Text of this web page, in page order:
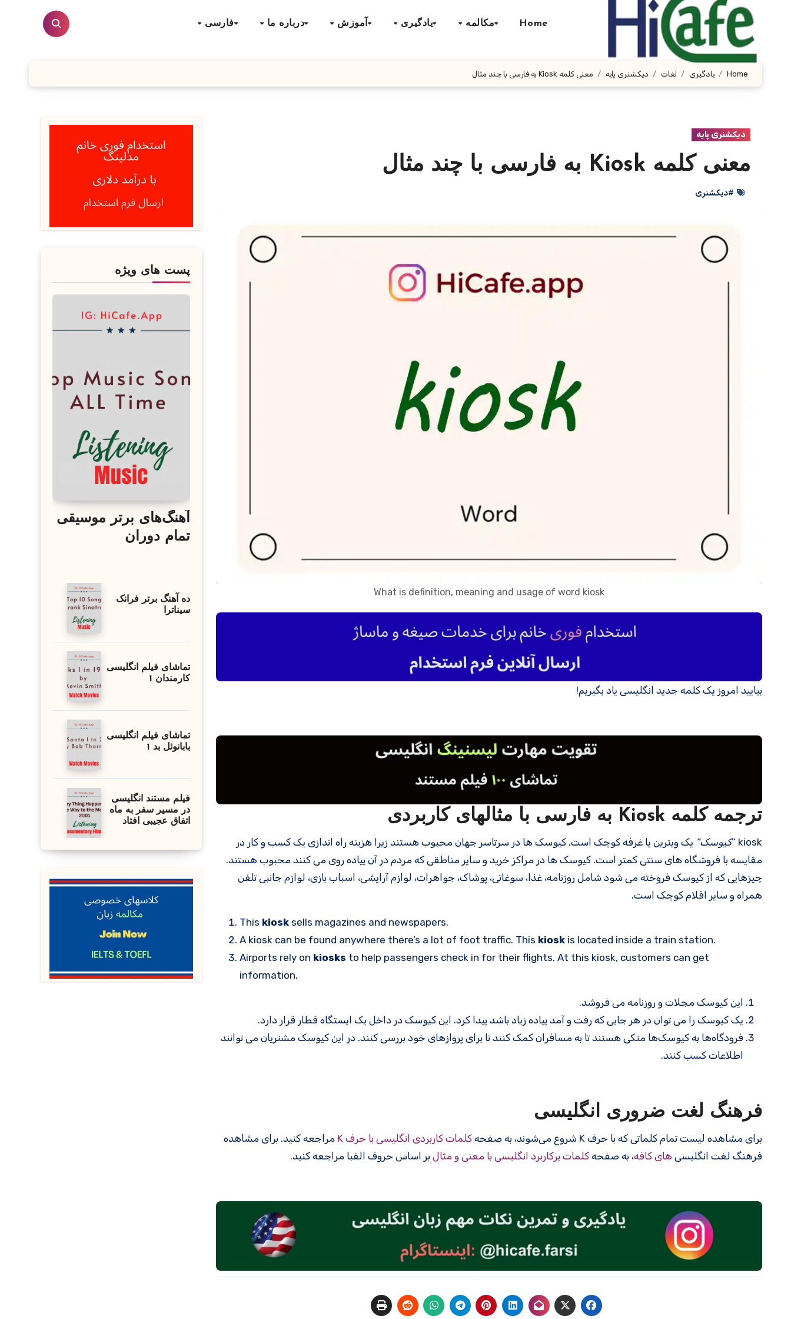
Home مکالمه یادگیری آموزش درباره ما فارسی
Home یادگیری لغات دیکشنری پایه معنی کلمه Kiosk به فارسی با چند مثال
دیکشنری پایه
معنی کلمه Kiosk به فارسی با چند مثال
#دیکشنری
What is definition, meaning and usage of word kiosk
بیایید امروز یک کلمه جدید انگلیسی یاد بگیریم!
ترجمه کلمه Kiosk به فارسی با مثالهای کاربردی
kiosk “ کیوسک” یک ویترین یا غرفه کوچک است. کیوسک ها در سرتاسر جهان محبوب هستند زیرا هزینه راه اندازی یک کسب و کار در
مقایسه با فروشگاه های سنتی کمتر است. کیوسک ها در مراکز خرید و سایر مناطقی که مردم در آن پیاده روی می کنند محبوب هستند.
چیزهایی که از کیوسک فروخته می شود شامل روزنامه، غذا، سوغاتی، پوشاک، جواهرات، لوازم آرایشی، اسباب بازی، لوازم جانبی تلفن
همراه و سایر اقلام کوچک است.
This kiosksells magazines and newspapers.
A kiosk can be found anywhere there’s a lot of foot traffic. This kioskis located inside a train station.
Airports rely on kiosks to help passengers check in for their flights. At this kiosk, customers can get
information.
این کیوسک مجلات و روزنامه می فروشد.
یک کیوسک را می توان در هر جایی که رفت و آمد پیاده زیاد باشد پیدا کرد. این کیوسک در داخل یک ایستگاه قطار قرار دارد.
فرودگاه‌ها به کیوسک‌ها متکی هستند تا به مسافران کمک کنند تا برای پروازهای خود بررسی کنند. در این کیوسک مشتریان می توانند
اطلاعات کسب کنند.
فرهنگ لغت ضروری انگلیسی
برای مشاهده لیست تمام کلماتی که با حرف K شروع می‌شوند، به صفحه کلمات کاربردی انگلیسی با حرف K
مراجعه کنید. برای مشاهده
فرهنگ لغت انگلیسی های کافه، به صفحه کلمات پرکاربرد انگلیسی با معنی و مثال بر اساس حروف الفبا مراجعه کنید.
پست های ویژه
آهنگ‌های برتر موسیقی
تمام دوران
ده آهنگ برتر فرانک
سیناترا
تماشای فیلم انگلیسی
کارمندان 1
تماشای فیلم انگلیسی
بابانوئل بد 1
فیلم مستند انگلیسی
در مسیر سفر به ماه
اتفاق عجیبی افتاد